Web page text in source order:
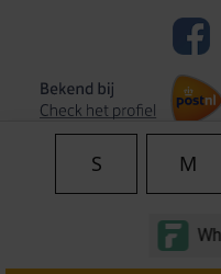
S M
Algemene
© Copyright